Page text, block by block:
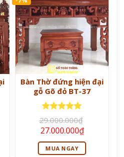
Bàn Thờ đứng hiện đại
gỗ Gõ đỏ BT-37
Được xếp
hạng55
sao
29.000.000₫
Giá
gốc
là:
29.000.000₫.
27.000.000₫Giá
hiện
tại
là:
MUA NGAY